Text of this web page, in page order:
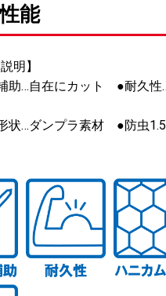
能
明】
助…自在にカット ●耐久性
状…ダンプラ素材 ●防虫